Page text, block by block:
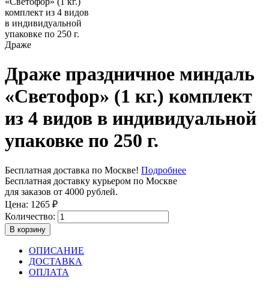
Драже
Драже праздничное миндаль
«Светофор» (1 кг.) комплект
из 4 видов в индивидуальной
упаковке по 250 г.
Бесплатная доставка по Москве! Подробнее
Бесплатная доставку курьером по Москве
для заказов от 4000 рублей.
Цена: 1265 ₽
Количество:
В корзину
ОПИСАНИЕ
ДОСТАВКА
ОПЛАТА